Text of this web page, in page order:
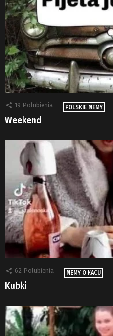
19 Polubienia POLSKIE MEMY
Weekend
62 Polubienia MEMY O KACU
Kubki